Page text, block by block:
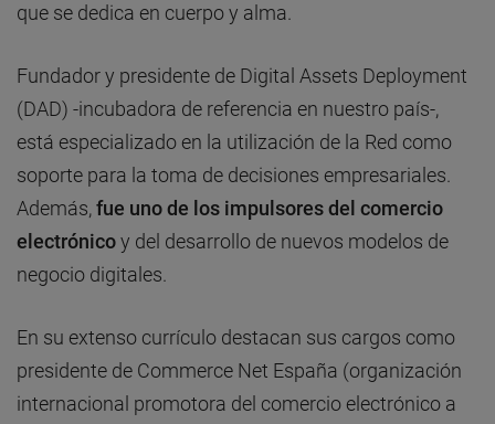
que se dedica en cuerpo y alma.
Fundador y presidente de Digital Assets Deployment
(DAD) -incubadora de referencia en nuestro país-,
está especializado en la utilización de la Red como
soporte para la toma de decisiones empresariales.
Además,fue uno de los impulsores del comercio
electrónicoy del desarrollo de nuevos modelos de
negocio digitales.
En su extenso currículo destacan sus cargos como
presidente de Commerce Net España (organización
internacional promotora del comercio electrónico a